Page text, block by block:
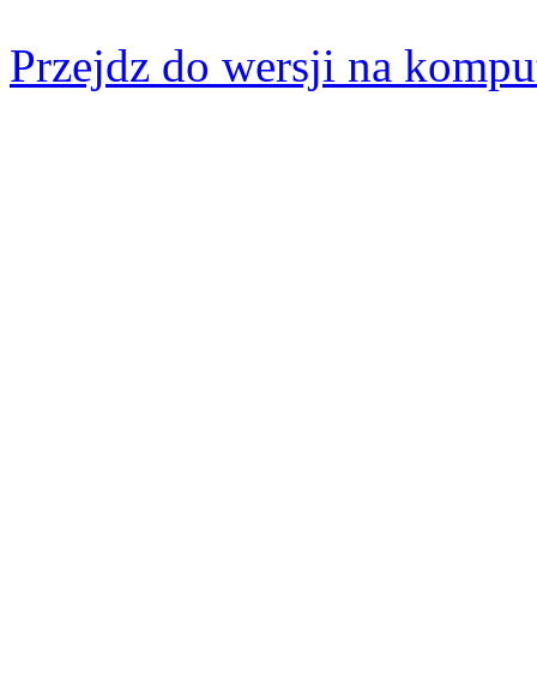
Przejdz do wersji na